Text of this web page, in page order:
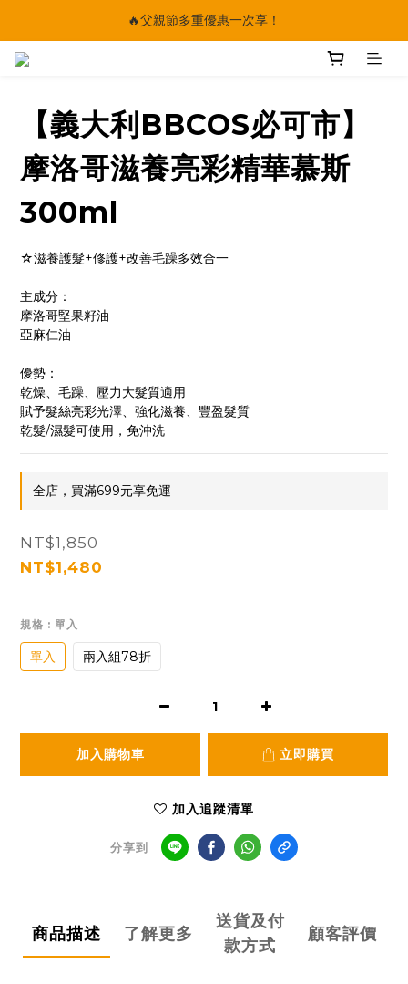
🔥父親節多重優惠一次享！
🔥父親節多重優惠一次享！
🔥父親節多重優惠一次享！
【義大利BBCOS必可市】
摩洛哥滋養亮彩精華慕斯
300ml
☆滋養護髮+修護+改善毛躁多效合一
主成分：
摩洛哥堅果籽油
亞麻仁油
優勢：
乾燥、毛躁、壓力大髮質適用
賦予髮絲亮彩光澤、強化滋養、豐盈髮質
乾髮/濕髮可使用，免沖洗
全店，買滿699元享免運
NT$1,850
NT$1,480
規格 : 單入
單入 兩入組78折
加入購物車 立即購買
加入追蹤清單
分享到
商品描述 了解更多
送貨及付
款方式
顧客評價